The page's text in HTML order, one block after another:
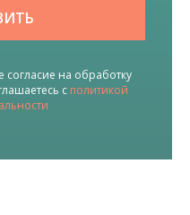
согласие на обработку
c политикой